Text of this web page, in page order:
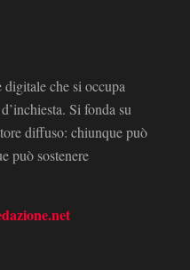
che si occupa
Si fonda su
diffuso: chiunque può
può sostenere